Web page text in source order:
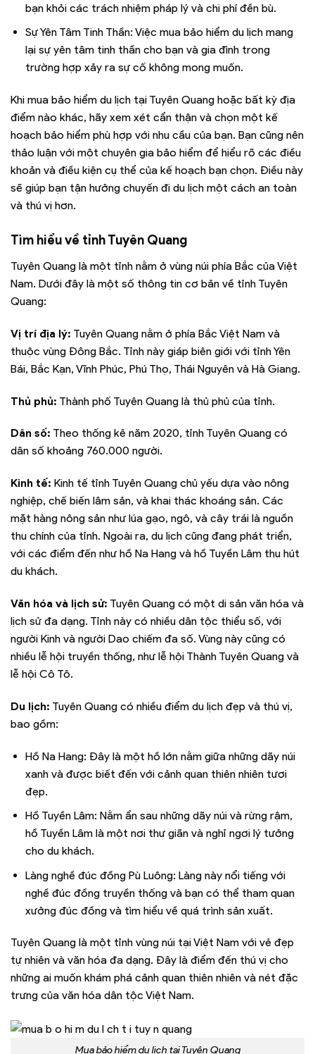
bạn khỏi các trách nhiệm pháp lý và chi phí đền bù.
Sự Yên Tâm Tinh Thần: Việc mua bảo hiểm du lịch mang
lại sự yên tâm tinh thần cho bạn và gia đình trong
trường hợp xảy ra sự cố không mong muốn.
Khi mua bảo hiểm du lịch tại Tuyên Quang hoặc bất kỳ địa
điểm nào khác, hãy xem xét cẩn thận và chọn một kế
hoạch bảo hiểm phù hợp với nhu cầu của bạn. Bạn cũng nên
thảo luận với một chuyên gia bảo hiểm để hiểu rõ các điều
khoản và điều kiện cụ thể của kế hoạch bạn chọn. Điều này
sẽ giúp bạn tận hưởng chuyến đi du lịch một cách an toàn
và thú vị hơn.
Tìm hiểu về tỉnhTuyên Quang
Tuyên Quang là một tỉnh nằm ở vùng núi phía Bắc của Việt
Nam. Dưới đây là một số thông tin cơ bản về tỉnh Tuyên
Quang:
Vị trí địa lý: Tuyên Quang nằm ở phía Bắc Việt Nam và
thuộc vùng Đông Bắc. Tỉnh này giáp biên giới với tỉnh Yên
Bái, Bắc Kạn, Vĩnh Phúc, Phú Thọ, Thái Nguyên và Hà Giang.
Thủ phủ: Thành phố Tuyên Quang là thủ phủ của tỉnh.
Dân số: Theo thống kê năm 2020, tỉnh Tuyên Quang có
dân số khoảng 760.000 người.
Kinh tế: Kinh tế tỉnh Tuyên Quang chủ yếu dựa vào nông
nghiệp, chế biến lâm sản, và khai thác khoáng sản. Các
mặt hàng nông sản như lúa gạo, ngô, và cây trái là nguồn
thu chính của tỉnh. Ngoài ra, du lịch cũng đang phát triển,
với các điểm đến như hồ Na Hang và hồ Tuyền Lâm thu hút
du khách.
Văn hóa và lịch sử: Tuyên Quang có một di sản văn hóa và
lịch sử đa dạng. Tỉnh này có nhiều dân tộc thiểu số, với
người Kinh và người Dao chiếm đa số. Vùng này cũng có
nhiều lễ hội truyền thống, như lễ hội Thành Tuyên Quang và
lễ hội Cô Tô.
Du lịch: Tuyên Quang có nhiều điểm du lịch đẹp và thú vị,
bao gồm:
Hồ Na Hang: Đây là một hồ lớn nằm giữa những dãy núi
xanh và được biết đến với cảnh quan thiên nhiên tươi
đẹp.
Hồ Tuyền Lâm: Nằm ẩn sau những dãy núi và rừng rậm,
hồ Tuyền Lâm là một nơi thư giãn và nghỉ ngơi lý tưởng
cho du khách.
Làng nghề đúc đồng Pù Luông: Làng này nổi tiếng với
nghề đúc đồng truyền thống và bạn có thể tham quan
xưởng đúc đồng và tìm hiểu về quá trình sản xuất.
Tuyên Quang là một tỉnh vùng núi tại Việt Nam với vẻ đẹp
tự nhiên và văn hóa đa dạng. Đây là điểm đến thú vị cho
những ai muốn khám phá cảnh quan thiên nhiên và nét đặc
trưng của văn hóa dân tộc Việt Nam.
Mua bảo hiểm du lịch tại Tuyên Quang